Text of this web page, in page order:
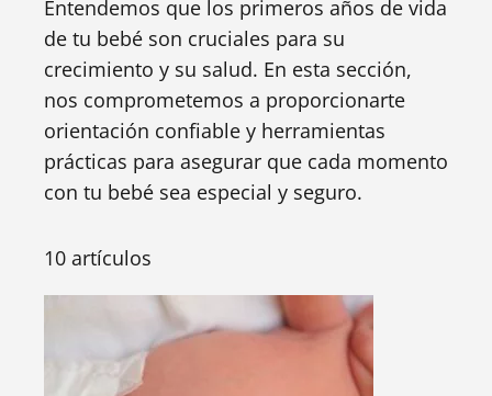
Entendemos que los primeros años de vida
de tu bebé son cruciales para su
crecimiento y su salud. En esta sección,
nos comprometemos a proporcionarte
orientación confiable y herramientas
prácticas para asegurar que cada momento
con tu bebé sea especial y seguro.
10 artículos